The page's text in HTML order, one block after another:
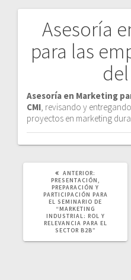
Asesoría
para las
Asesoría en Marketing
CMI, revisando y
proyectos en marketing
Navegación
de
ANTERIOR:
ANTERIOR:
PRESENTACIÓN,
PREPARACIÓN Y
PARTICIPACIÓN PARA
EL SEMINARIO DE
“MARKETING
INDUSTRIAL: ROL Y
RELEVANCIA PARA EL
SECTOR B2B”